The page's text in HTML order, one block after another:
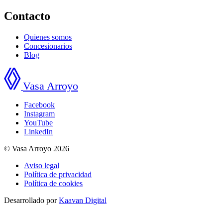
Contacto
Quienes somos
Concesionarios
Blog
Vasa Arroyo
Facebook
Instagram
YouTube
LinkedIn
© Vasa Arroyo 2026
Aviso legal
Política de privacidad
Política de cookies
Desarrollado porKaavan Digital